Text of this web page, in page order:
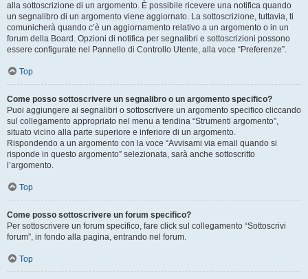
alla sottoscrizione di un argomento. È possibile ricevere una notifica quando
un segnalibro di un argomento viene aggiornato. La sottoscrizione, tuttavia, ti
comunicherà quando c’è un aggiornamento relativo a un argomento o in un
forum della Board. Opzioni di notifica per segnalibri e sottoscrizioni possono
essere configurate nel Pannello di Controllo Utente, alla voce “Preferenze”.
Top
Come posso sottoscrivere un segnalibro o un argomento specifico?
Puoi aggiungere ai segnalibri o sottoscrivere un argomento specifico cliccando
sul collegamento appropriato nel menu a tendina “Strumenti argomento”,
situato vicino alla parte superiore e inferiore di un argomento.
Rispondendo a un argomento con la voce “Avvisami via email quando si
risponde in questo argomento” selezionata, sarà anche sottoscritto
l’argomento.
Top
Come posso sottoscrivere un forum specifico?
Per sottoscrivere un forum specifico, fare click sul collegamento “Sottoscrivi
forum”, in fondo alla pagina, entrando nel forum.
Top